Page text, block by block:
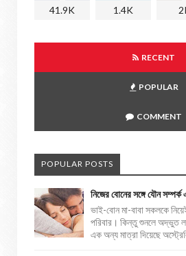
41.9K 1.4K
RECENT
POPULAR
COMMENT
POPULAR POSTS
নিজের বোনের সঙ্গে যৌন
ভাই-বোন মা-বাবা সকলকে
পরিবার। কিন্তু শুনলে অদ্ভুত
এক অন্য মাত্রা দিয়েছে